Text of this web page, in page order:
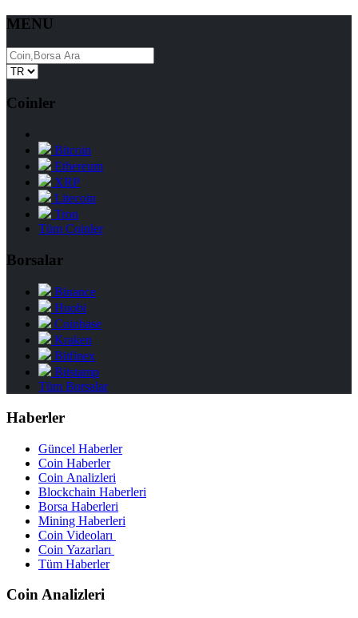
MENU
Coinler
Bitcoin
Ethereum
XRP
Litecoin
Tron
Tüm Coinler
Borsalar
Binance
Huobi
Coinbase
Kraken
Bitfinex
Bitstamp
Tüm Borsalar
Haberler
Güncel Haberler
Coin Haberler
Coin Analizleri
Blockchain Haberleri
Borsa Haberleri
Mining Haberleri
Coin Videoları
Coin Yazarları
Tüm Haberler
Coin Analizleri